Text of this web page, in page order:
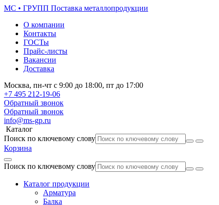
МС • ГРУПП Поставка металлопродукции
О компании
Контакты
ГОСТы
Прайс-листы
Вакансии
Доставка
Москва, пн-чт с 9:00 до 18:00, пт до 17:00
+7 495 212-19-06
Обратный звонок
Обратный звонок
info@ms-gp.ru
Каталог
Поиск по ключевому слову
Корзина
Поиск по ключевому слову
Каталог продукции
Арматура
Балка